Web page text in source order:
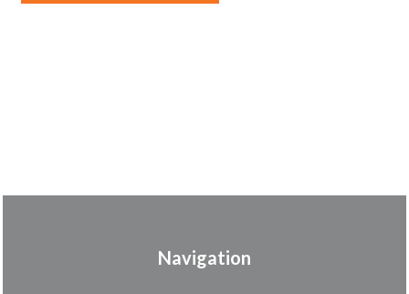
Navigation